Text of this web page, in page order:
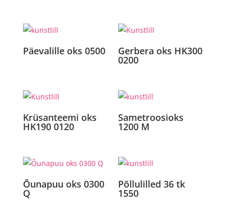
Päevalille oks 0500 Gerbera oks HK300
0200
Krüsanteemi oks
HK190 0120
Sametroosioks
1200 M
Õunapuu oks 0300
Q
Põllulilled 36 tk
1550